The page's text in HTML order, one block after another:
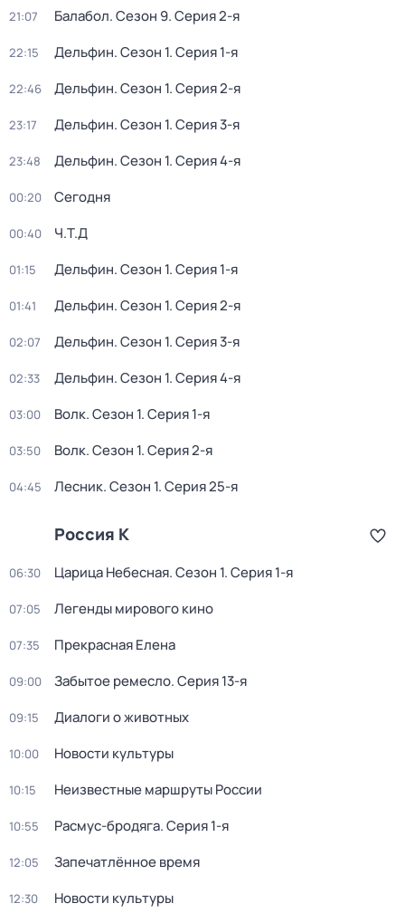
21:07 Балабол. Сезон 9. Серия 2-я
22:15 Дельфин. Сезон 1. Серия 1-я
22:46 Дельфин. Сезон 1. Серия 2-я
23:17 Дельфин. Сезон 1. Серия 3-я
23:48 Дельфин. Сезон 1. Серия 4-я
00:20 Сегодня
00:40 Ч.T.Д
01:15 Дельфин. Сезон 1. Серия 1-я
01:41 Дельфин. Сезон 1. Серия 2-я
02:07 Дельфин. Сезон 1. Серия 3-я
02:33 Дельфин. Сезон 1. Серия 4-я
03:00 Волк. Сезон 1. Серия 1-я
03:50 Волк. Сезон 1. Серия 2-я
04:45 Лесник. Сезон 1. Серия 25-я
Россия К
06:30 Царица Небесная. Сезон 1. Серия 1-я
07:05 Легенды мирового кино
07:35 Прекрасная Елена
09:00 Забытое ремесло. Серия 13-я
09:15 Диалоги о животных
10:00 Новости культуры
10:15 Неизвестные маршруты России
10:55 Расмус-бродяга. Серия 1-я
12:05 Запечатлённое время
12:30 Новости культуры